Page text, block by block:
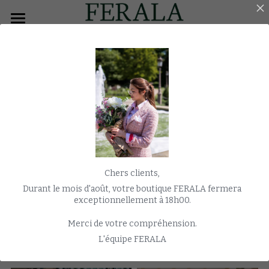
E-SHOP
Le blog
Accessoires Business Loro Piana
×
CATÉGORIES DE BLOG
Toutes les catégories
Chers clients,
Durant le mois d'août, votre boutique FERALA fermera
exceptionnellement à 18h00.
Merci de votre compréhension.
L'équipe FERALA